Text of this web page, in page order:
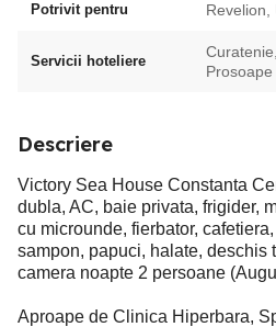
Potrivit pentru Revelion,
Servicii hoteliere
Prosoape
Descriere
Victory Sea House Constanta
dubla, AC, baie privata, frigider,
cu microunde, fierbator,
sampon, papuci, halate, deschis
camera noapte 2 persoane
Aproape de Clinica Hiperbara,